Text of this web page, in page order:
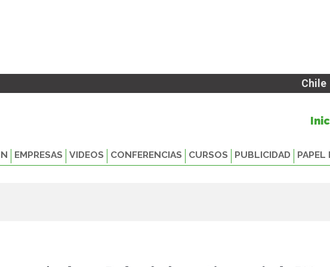
Chile
EMPRESAS VIDEOS CONFERENCIAS CURSOS PUBLICIDAD PAPEL